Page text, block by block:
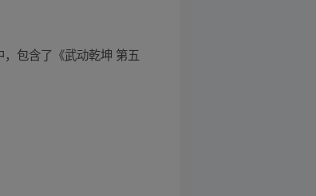
包含了《武动乾坤 第五